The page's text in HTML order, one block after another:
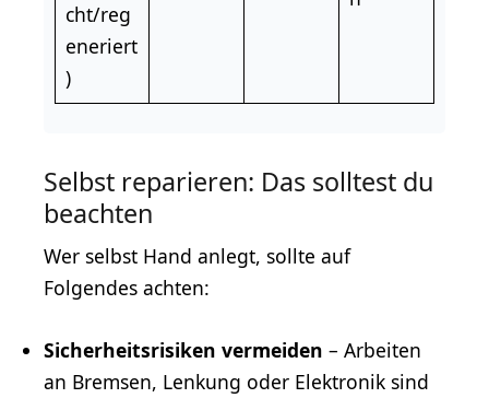
cht/reg
eneriert
)
Selbst reparieren: Das solltest du
beachten
Wer selbst Hand anlegt, sollte auf
Folgendes achten:
Sicherheitsrisiken vermeiden – Arbeiten
an Bremsen, Lenkung oder Elektronik sind